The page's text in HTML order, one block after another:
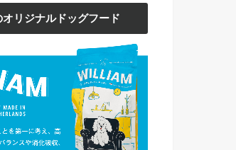
リジナルドッグフード